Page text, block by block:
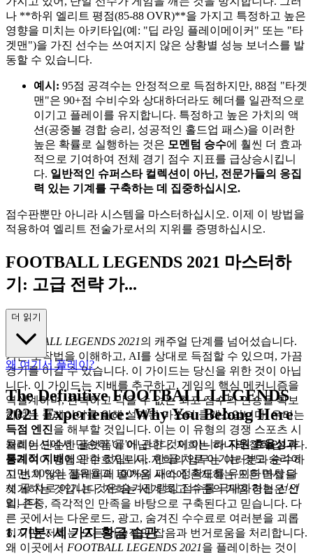
나 **하위 엘리트 평점(85-88 OVR)**을 가지고 특정하고 높은
영향을 미치는 아키타입(예: "딥 라잉 플레이메이커" 또는 "타
겟맨")을 가진 선수는 쓰여지지 않은 상황별 성능 보너스를 발
동할 수 있습니다.
예시: 95점 공격수는 안정적으로 득점하지만, 88점 "타겟
맨"은 90+점 수비수와 상대하더라도 헤더를 일관적으로
이기고 플레이를 유지합니다. 특정하고 높은 가치의 액
션(공중볼 경합 승리, 성공적인 홀드업 패스)을 이러한
높은 확률로 실행하는 것은 모멘텀 승수에 훨씬 더 효과
적으로 기여하여 전체 경기 점수 지표를 급상승시킵니
다. 일반적인 슈퍼스타 컬렉션이 아닌, 전문가들의 응집
력 있는 기계를 구축하는 데 집중하십시오.
점수판뿐만 아니라 시스템을 마스터하십시오. 이제 이 방법을
적용하여 엘리트 전술가로서의 지위를 증명하십시오.
FOOTBALL LEGENDS 2021 마스터하
기: 고급 전략 가...
이드
FOOTBALL LEGENDS 2021의 캐주얼 단계를 넘어섰습니다.
기본 조작법을 이해하고, AI를 상대로 득점할 수 있으며, 가끔
경기를 이길 수 있습니다. 이 가이드는 당신을 위한 것이 아닙
니다. 이 가이드는 지배를 추구하고, 게임의 핵심 메커니즘을
역설계하며, 완벽하고 막을 수 없는 최고 점수의 연승을 확보
하려는 플레이어를 위해 설계된 마스터 클래스입니다. 우리는
득점 엔진을 해부할 것입니다. 이는 이 유형의 경쟁 스포츠 시
뮬레이션에서 단순히 '골'에 관한 것이 아니라자원 효율성과
통계적 지배 에 관한 것입니다. 한 골 차로 이기는 것도 승리이
지만, 90%의 점유율과 100%의 패스 정확도를 유지하면서 다
섯 골 차로 이기는 것은 숨겨진 랭킹 점수를 극대화하는선언
입니다.
1. 기본: 세 가지 황금 습관
더 읽기
왜 여기서 플레이?
The Definitive FOOTBALL LEGENDS
2021 Experience: Why You Belong Here
저희는 단순한 플랫폼이 아닙니다. 저희는 하나의 철학입니다.
플레이어 경험의 수호자로서, 저희의 임무는 여러분과 순수하
고 변치 않는 플레이의 즐거움 사이에 존재하는 모든 마찰을
제거하는 것입니다. 저희는 세계 최고 수준의 게임 경험은 신
뢰, 존중, 즉각적인 만족을 바탕으로 구축된다고 믿습니다. 다
른 곳에서는 다운로드, 광고, 숨겨진 수수료로 여러분을 괴롭
히지만, 저희는 모든 기술적인 잡음과 번거로움을 처리합니다.
왜 이곳에서 FOOTBALL LEGENDS 2021을 플레이하는 것이